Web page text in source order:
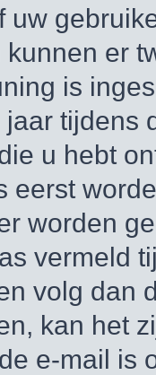
uw
er
is
tijdens
u hebt
eerst
worden
vermeld
volg dan
kan het
e-mail is